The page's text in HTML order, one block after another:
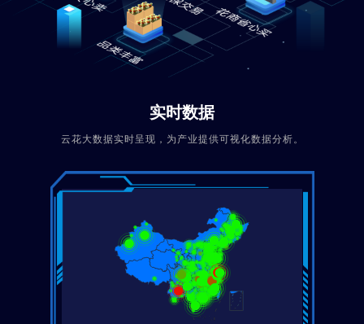
实时数据
云花大数据实时呈现，为产业提供可视化数据分析。